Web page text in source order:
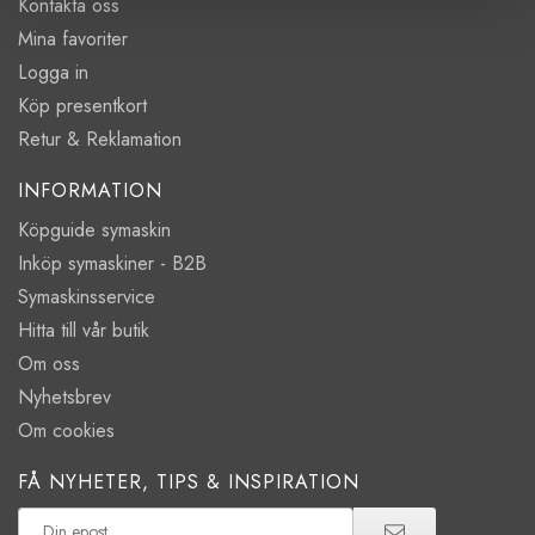
Kontakta oss
Mina favoriter
Logga in
Köp presentkort
Retur & Reklamation
INFORMATION
Köpguide symaskin
Inköp symaskiner - B2B
Symaskinsservice
Hitta till vår butik
Om oss
Nyhetsbrev
Om cookies
FÅ NYHETER, TIPS & INSPIRATION